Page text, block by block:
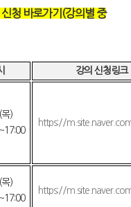
청 바로가기(강의별 중
강의 신청링크
목)
17:00
https://
목)
17:00
https://